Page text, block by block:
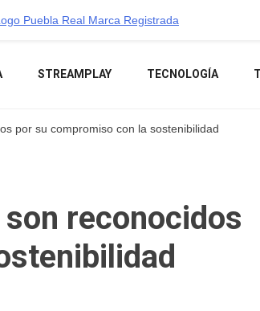
STREAMPLAY TECNOLOGÍA
por su compromiso con la sostenibilidad
son reconocidos